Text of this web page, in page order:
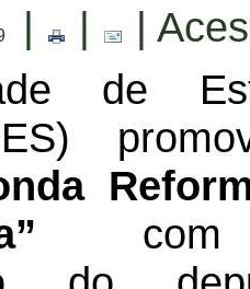
| |
|
de